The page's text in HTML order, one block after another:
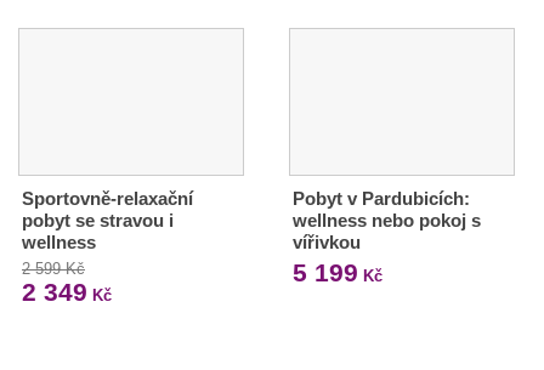
Sportovně-relaxační
pobyt se stravou i
wellness
2 599 Kč
2 349 Kč
Pobyt v Pardubicích:
wellness nebo pokoj s
vířivkou
5 199 Kč